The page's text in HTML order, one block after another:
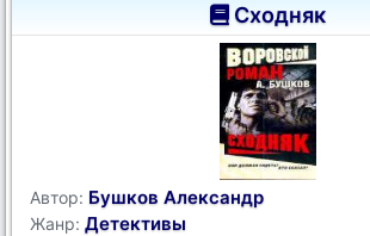
Сходняк
Автор: Бушков Александр
Жанр: Детективы